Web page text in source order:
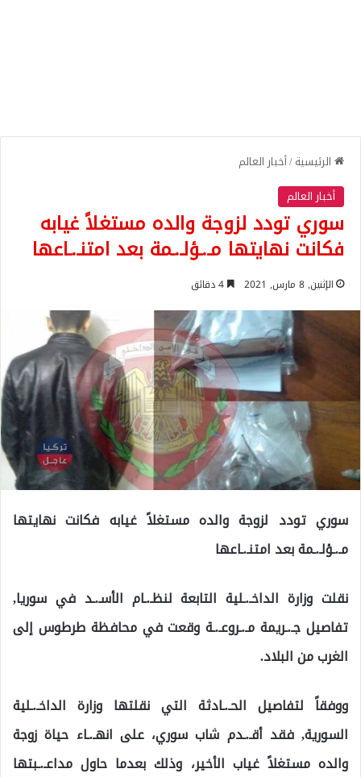
الرئيسية/أخبار العالم
أخبار العالم
سوري تودد لزوجة والده مستغلاً غيابه
فكانت نهايتها مـ.ـؤلـ.ـمة بعد امتنـ.ـاعها
الإثنين, 8 مارس, 2021
سوري تودد لزوجة والده مستغلاً غيابه فكانت نهايتها
مـ.ـؤلـ.ـمة بعد امتنـ.ـاعها
نقلت وزارة الداخـ.ـلية التابعة لنظـ.ـام الأسـ.ـد في سوريا,
تفاصيل جـ.ـريمة مـ.ـروعـ.ـة وقعت في محافظة طرطوس إلى
الغرب من البلاد.
ووفقاً لتفاصيل الحـ.ـادثة التي نقلتها وزارة الداخـ.ـلية
السورية, فقد أقـ.ـدم شاب سوري، على انهـ.ـاء حياة زوجة
والده مستغلاً غياب الأخير، وذلك بعدما حاول مداعـ.ـبتها